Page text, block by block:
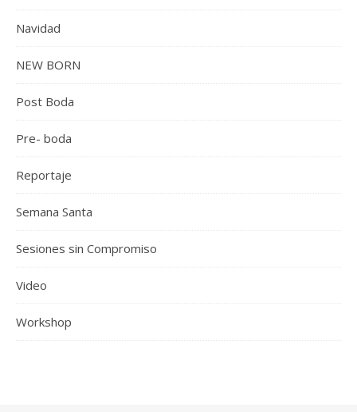
Navidad
NEW BORN
Post Boda
Pre- boda
Reportaje
Semana Santa
Sesiones sin Compromiso
Video
Workshop